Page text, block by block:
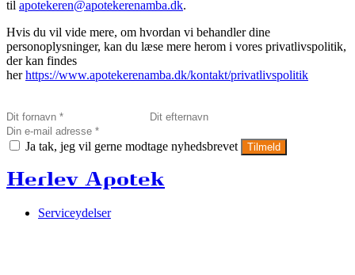
til apotekeren@apotekerenamba.dk.
Hvis du vil vide mere, om hvordan vi behandler dine
personoplysninger, kan du læse mere herom i vores privatlivspolitik,
der kan findes
herhttps://www.apotekerenamba.dk/kontakt/privatlivspolitik
Ja tak, jeg vil gerne modtage nyhedsbrevet Tilmeld
Herlev Apotek
Serviceydelser